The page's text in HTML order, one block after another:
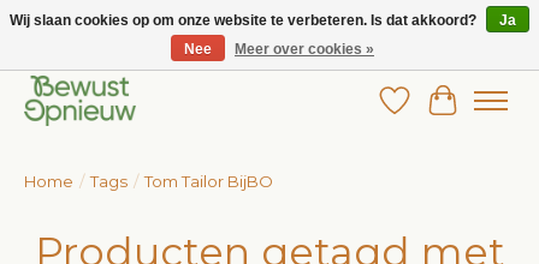
Wij bieden het grootste aanbod in betaalbare kinderkleding!
Verlanglijst
Home / Tags / Tom Tailor BijBO
Producten getagd met
Wij slaan cookies op om onze website te verbeteren. Is dat akkoord?
Ja
Nee
Meer over cookies »